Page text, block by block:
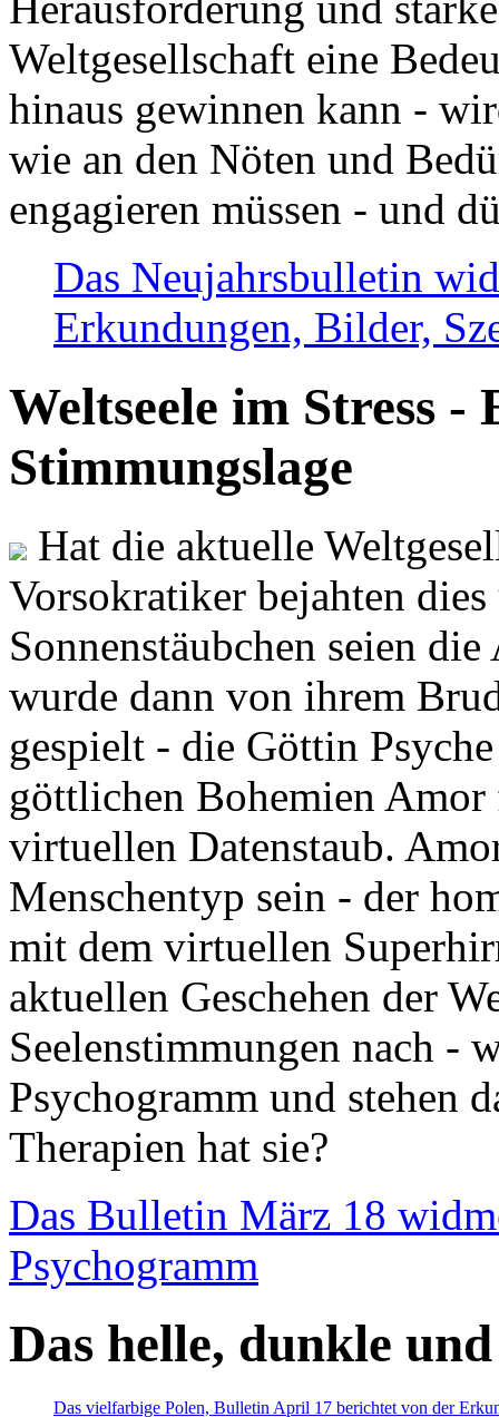
Weltgesellschaft eine
hinaus gewinnen kann -
wie an den Nöten und
engagieren müssen - und
Das Neujahrsbulletin
Erkundungen, Bilder,
Weltseele im Stress -
Stimmungslage
Hat die aktuelle
Vorsokratiker bejahten
Sonnenstäubchen seien
wurde dann von ihrem
gespielt - die Göttin
göttlichen Bohemien
virtuellen Datenstaub.
Menschentyp sein - der
mit dem virtuellen
aktuellen Geschehen der
Seelenstimmungen nach -
Psychogramm und stehen
Therapien hat sie?
Das Bulletin März 18
Psychogramm
Das helle, dunkle
Das vielfarbige Polen, Bulletin April 17 berichtet von der